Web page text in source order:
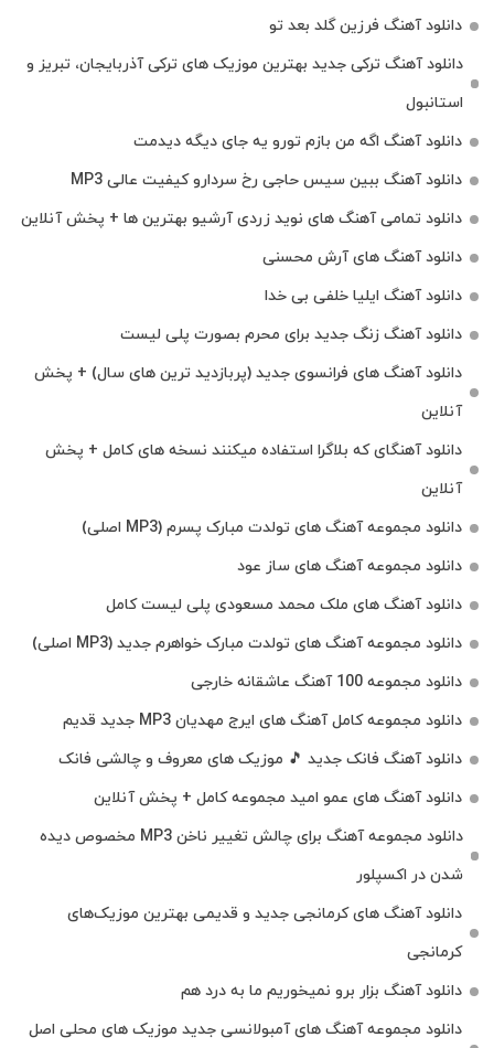
دانلود آهنگ فرزین گلد بعد تو
دانلود آهنگ ترکی جدید بهترین موزیک‌ های ترکی آذربایجان، تبریز و
استانبول
دانلود آهنگ اگه من بازم تورو یه جای دیگه دیدمت
دانلود آهنگ ببین سیس حاجی رخ سردارو کیفیت عالی MP3
دانلود تمامی آهنگ های نوید زردی آرشیو بهترین ها + پخش آنلاین
دانلود آهنگ های آرش محسنی
دانلود آهنگ ایلیا خلفی بی خدا
دانلود آهنگ زنگ جدید برای محرم بصورت پلی لیست
دانلود آهنگ های فرانسوی جدید (پربازدید ترین های سال) + پخش
آنلاین
دانلود آهنگای که بلاگرا استفاده میکنند نسخه های کامل + پخش
آنلاین
دانلود مجموعه آهنگ های تولدت مبارک پسرم (MP3 اصلی)
دانلود مجموعه آهنگ های ساز عود
دانلود آهنگ های ملک‌ محمد مسعودی پلی لیست کامل
دانلود مجموعه آهنگ های تولدت مبارک خواهرم جدید (MP3 اصلی)
دانلود مجموعه 100 آهنگ عاشقانه خارجی
دانلود مجموعه کامل آهنگ های ایرج مهدیان MP3 جدید قدیم
دانلود آهنگ فانک جدید 🎵 موزیک‌ های معروف و چالشی فانک
دانلود آهنگ های عمو امید مجموعه کامل + پخش آنلاین
دانلود مجموعه آهنگ برای چالش تغییر ناخن MP3 مخصوص دیده
شدن در اکسپلور
دانلود آهنگ‌ های کرمانجی جدید و قدیمی بهترین موزیک‌های
کرمانجی
دانلود آهنگ بزار برو نمیخوریم ما به درد هم
دانلود مجموعه آهنگ های آمبولانسی جدید موزیک های محلی اصل